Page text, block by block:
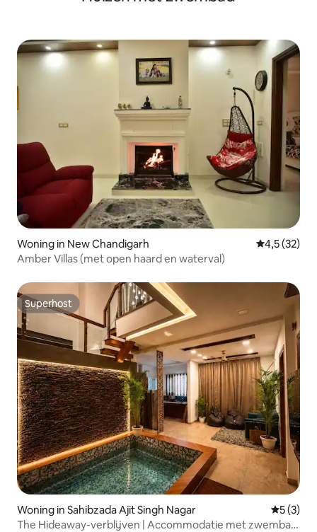
Woning in New Chandigarh
4,5 (32)
Amber Villas (met open haard en waterval)
Superhost
Superhost
Woning in Sahibzada Ajit Singh Nagar
5 (3)
The Hideaway-verblijven | Accommodatie met zwembad